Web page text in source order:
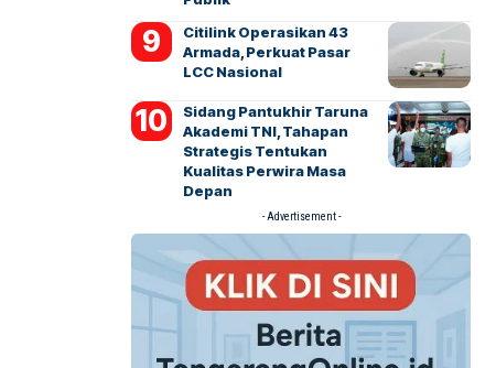
Citilink Operasikan 43
Armada, Perkuat Pasar
LCC Nasional
Sidang Pantukhir Taruna
Akademi TNI, Tahapan
Strategis Tentukan
Kualitas Perwira Masa
Depan
- Advertisement -